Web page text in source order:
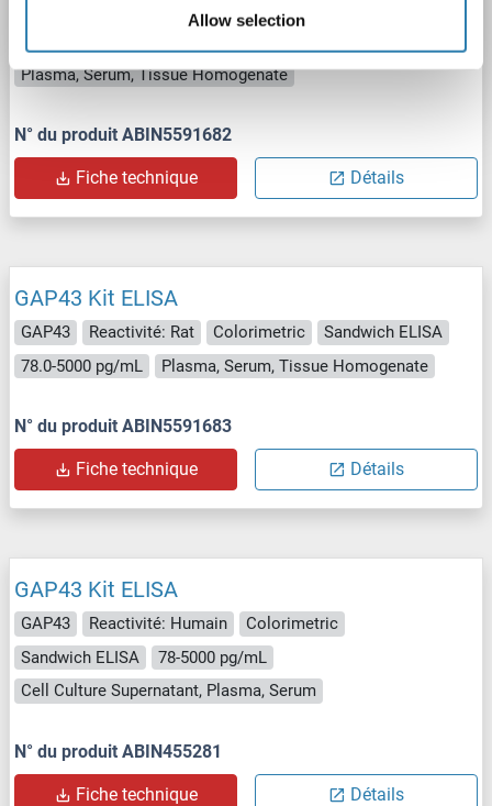
Allow selection
Plasma, Serum, Tissue Homogenate
N° du produit ABIN5591682
Fiche technique Détails
GAP43 Kit ELISA
GAP43 Reactivité: Rat Colorimetric
Sandwich ELISA
78.0-5000 pg/mL
Plasma, Serum, Tissue Homogenate
N° du produit ABIN5591683
Fiche technique Détails
GAP43 Kit ELISA
GAP43 Reactivité: Humain
Colorimetric
Sandwich ELISA
78-5000 pg/mL
Cell Culture Supernatant, Plasma, Serum
N° du produit ABIN455281
Fiche technique Détails